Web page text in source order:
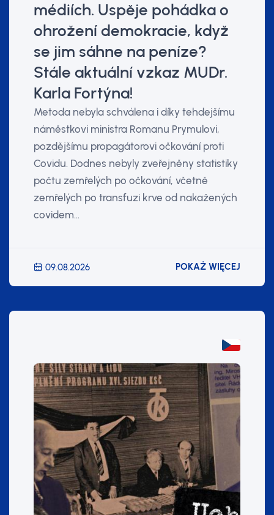
médiích. Uspěje pohádka o
ohrožení demokracie, když
se jim sáhne na peníze?
Stále aktuální vzkaz MUDr.
Karla Fortýna!
Metoda nebyla schválena i díky tehdejšímu
náměstkovi ministra Romanu Prymulovi,
pozdějšímu propagátorovi očkování proti
Covidu. Dodnes nebyly zveřejněny statistiky
počtu zemřelých po očkování, včetně
zemřelých po transfuzi krve od nakažených
covidem…
09.08.2026 POKAŻ WIĘCEJ